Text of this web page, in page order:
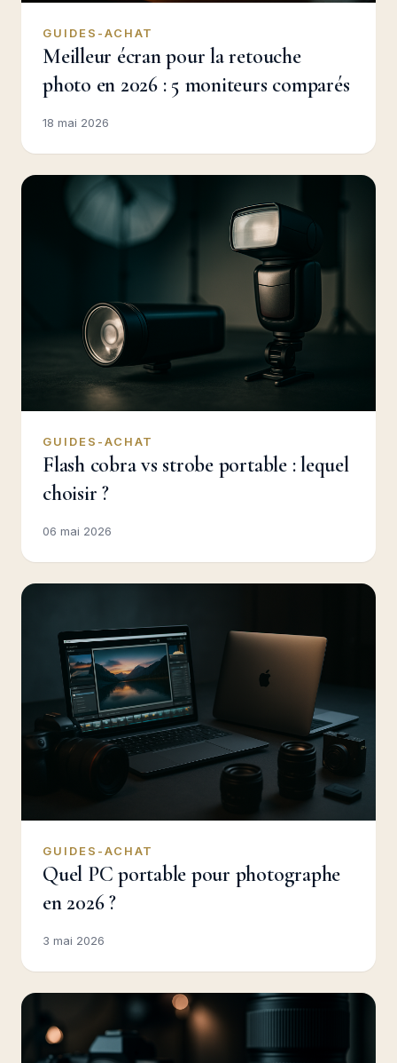
GUIDES-ACHAT
Meilleur écran pour la retouche
photo en 2026 : 5 moniteurs comparés
18 mai 2026
GUIDES-ACHAT
Flash cobra vs strobe portable : lequel
choisir ?
06 mai 2026
GUIDES-ACHAT
Quel PC portable pour photographe
en 2026 ?
3 mai 2026